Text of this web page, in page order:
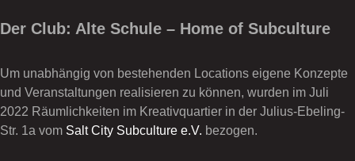
Der Club: Alte Schule – Home of Subculture
Um unabhängig von bestehenden Locations eigene Konzepte
und Veranstaltungen realisieren zu können, wurden im Juli
2022 Räumlichkeiten im Kreativquartier in der Julius-Ebeling-
Str. 1a vom Salt City Subculture e.V. bezogen.